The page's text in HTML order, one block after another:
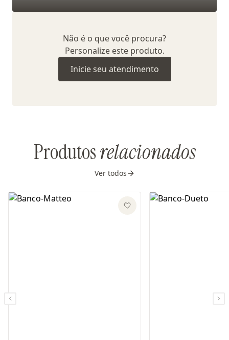
Não é o que você procura?
Personalize este produto.
Inicie seu atendimento
Produtosrelacionados
Ver todos